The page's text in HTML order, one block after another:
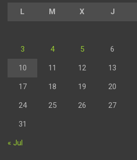
L M X J
3 4 5 6
10 11 12 13
17 18 19 20
24 25 26 27
31
« Jul